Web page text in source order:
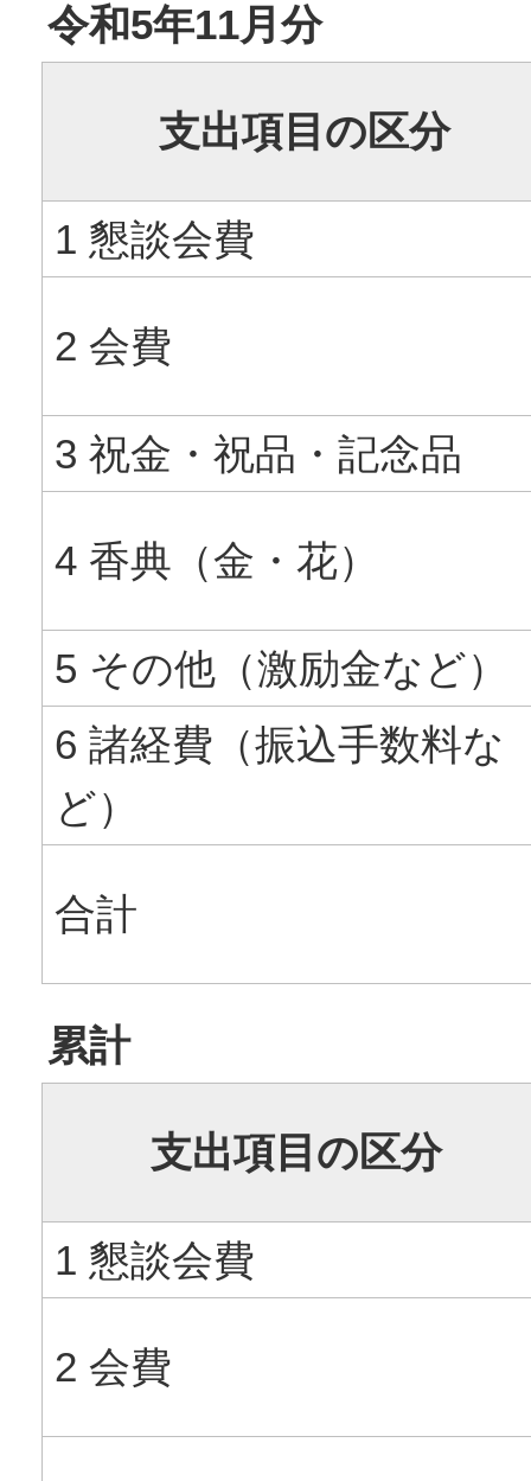
令和5年11月分
支出項目の区分
1 懇談会費
2 会費
3 祝金・祝品・記念品
4 香典（金・花）
5 その他（激励金など）
6 諸経費（振込手数料な
ど）
合計
累計
支出項目の区分
1 懇談会費
2 会費